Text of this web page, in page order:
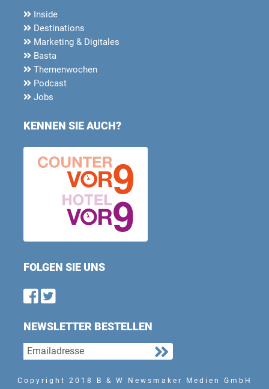
Inside
Destinations
Marketing & Digitales
Basta
Themenwochen
Podcast
Jobs
KENNEN SIE AUCH?
FOLGEN SIE UNS
Find us on Facebook
Follow us on Twitter
NEWSLETTER BESTELLEN
Copyright 2018 B & W Newsmaker Medien GmbH